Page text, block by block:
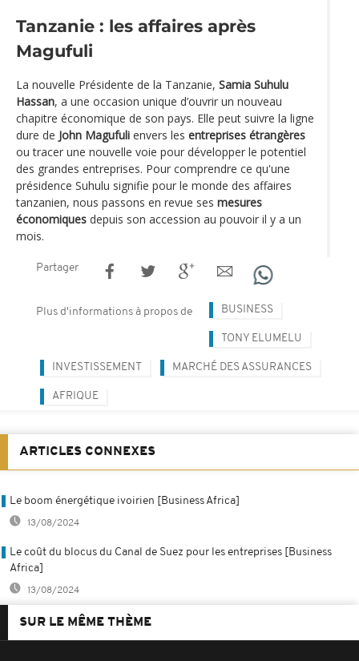
Tanzanie : les affaires après
Magufuli
La nouvelle Présidente de la Tanzanie, Samia Suhulu
Hassan, a une occasion unique d’ouvrir un nouveau
chapitre économique de son pays. Elle peut suivre la ligne
dure de John Magufuli envers les entreprises étrangères
ou tracer une nouvelle voie pour développer le potentiel
des grandes entreprises. Pour comprendre ce qu'une
présidence Suhulu signifie pour le monde des affaires
tanzanien, nous passons en revue ses mesures
économiques depuis son accession au pouvoir il y a un
mois.
Partager
Plus d'informations à propos de BUSINESS
TONY ELUMELU
INVESTISSEMENT MARCHÉ DES ASSURANCES
AFRIQUE
ARTICLES CONNEXES
Le boom énergétique ivoirien [Business Africa]
13/08/2024
Le coût du blocus du Canal de Suez pour les entreprises [Business
Africa]
13/08/2024
SUR LE MÊME THÈME